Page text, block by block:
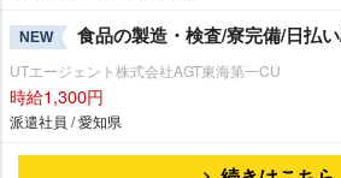
NEW 食品の製造・検査/寮完備/日払
UTエージェント株式会社AGT東海第一CU
時給1,300円
派遣社員 / 愛知県